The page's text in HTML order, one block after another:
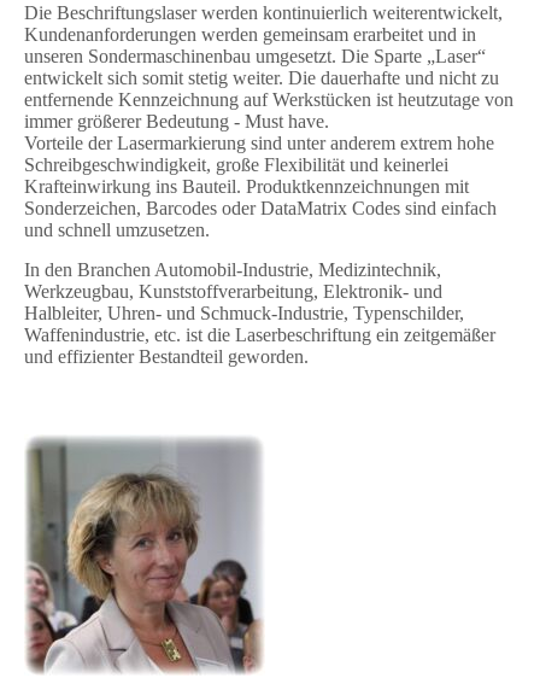
Die Beschriftungslaser werden kontinuierlich weiterentwickelt,
Kundenanforderungen werden gemeinsam erarbeitet und in
unseren Sondermaschinenbau umgesetzt. Die Sparte „Laser“
entwickelt sich somit stetig weiter. Die dauerhafte und nicht zu
entfernende Kennzeichnung auf Werkstücken ist heutzutage von
immer größerer Bedeutung - Must have.
Vorteile der Lasermarkierung sind unter anderem extrem hohe
Schreibgeschwindigkeit, große Flexibilität und keinerlei
Krafteinwirkung ins Bauteil. Produktkennzeichnungen mit
Sonderzeichen, Barcodes oder DataMatrix Codes sind einfach
und schnell umzusetzen.
In den Branchen Automobil-Industrie, Medizintechnik,
Werkzeugbau, Kunststoffverarbeitung, Elektronik- und
Halbleiter, Uhren- und Schmuck-Industrie, Typenschilder,
Waffenindustrie, etc. ist die Laserbeschriftung ein zeitgemäßer
und effizienter Bestandteil geworden.